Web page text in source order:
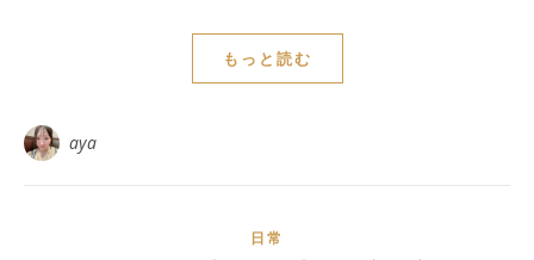
もっと読む
aya
日常